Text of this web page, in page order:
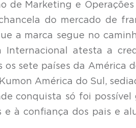
de Marketing e
do mercado de
a marca segue no
atesta a
sete países da América
América do Sul,
conquista só foi possível
e à confiança dos pais e